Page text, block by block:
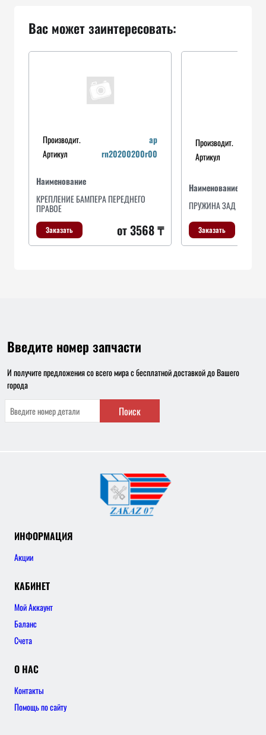
Вас может заинтересовать:
Производит.
ap
Артикул
rn20200200r00
Наименование
КРЕПЛЕНИЕ БАМПЕРА ПЕРЕДНЕГО
ПРАВОЕ
Заказать от 3568 ₸
Производит.
Артикул
Наименование
ПРУЖИНА ЗАД
Заказать
Введите номер запчасти
И получите предложения со всего мира с бесплатной доставкой до Вашего
города
Поиск
ИНФОРМАЦИЯ
Акции
КАБИНЕТ
Мой Аккаунт
Баланс
Счета
О НАС
Контакты
Помощь по сайту